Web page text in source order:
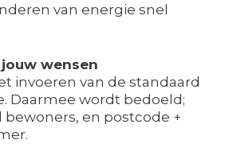
van energie snel
wensen
invoeren van de standaard
Daarmee wordt bedoeld;
bewoners, en postcode +